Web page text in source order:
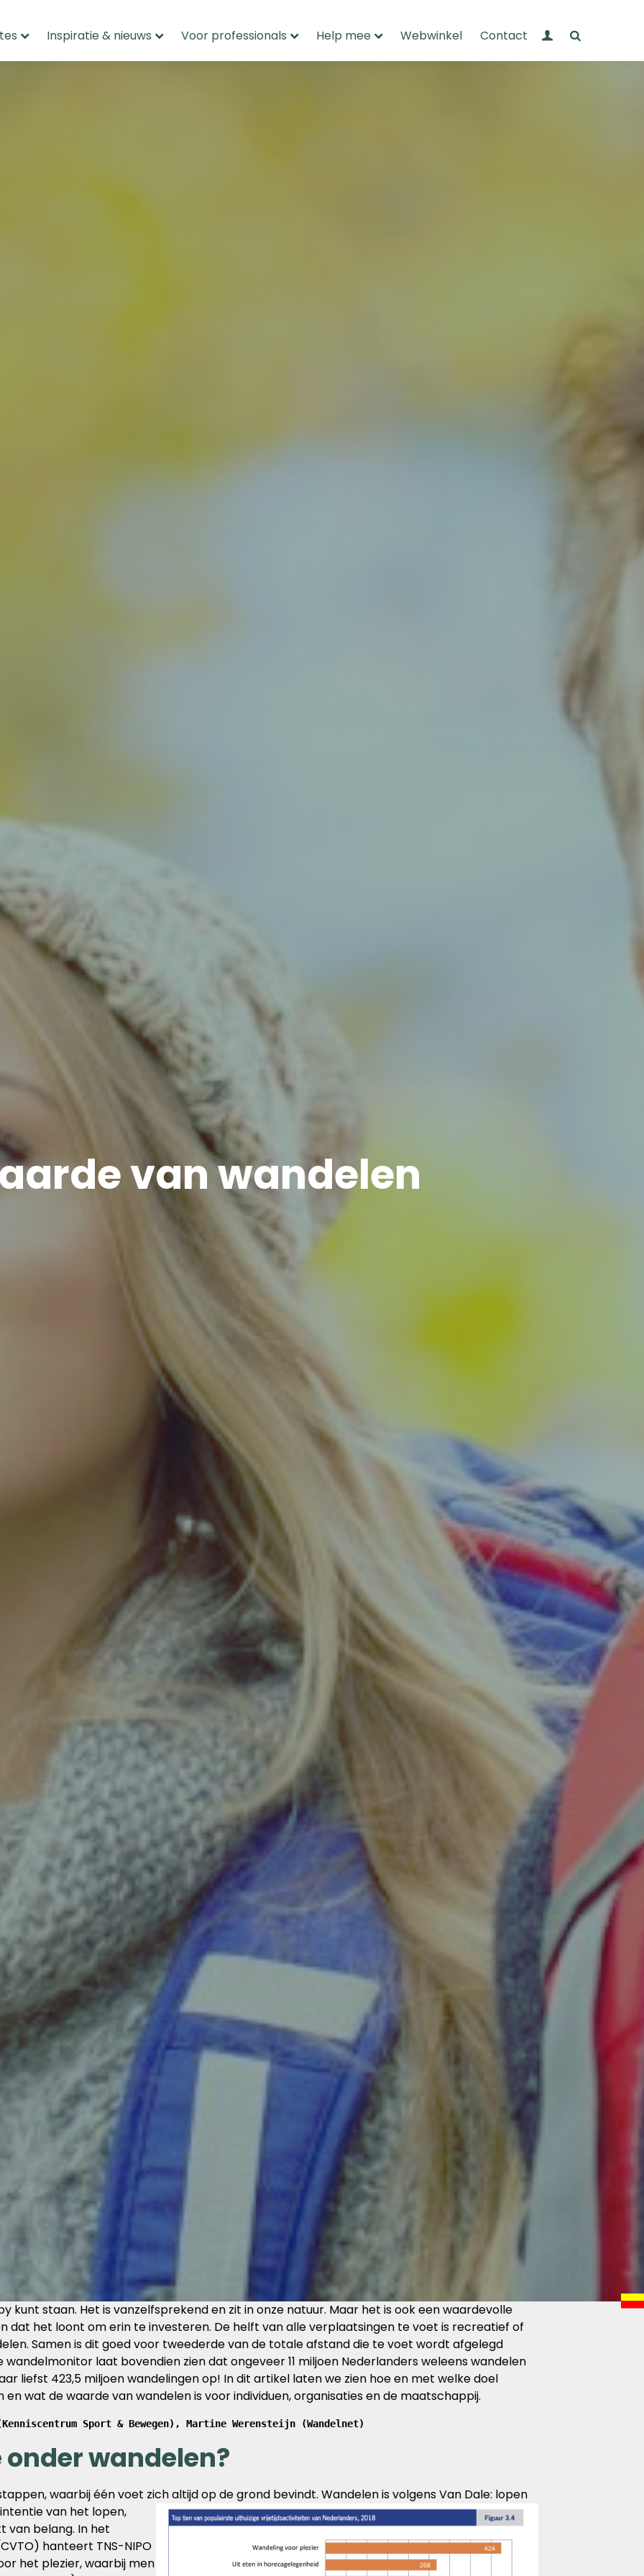
Inspiratie & nieuws Voor professionals Help mee Webwinkel Contact Mijn Wandelnet
van wandelen
kunt staan. Het is vanzelfsprekend en zit in onze natuur. Maar het is ook een waardevolle
dat het loont om erin te investeren. De helft van alle verplaatsingen te voet is recreatief of
Samen is dit goed voor tweederde van de totale afstand die te voet wordt afgelegd
wandelmonitor laat bovendien zien dat ongeveer 11 miljoen Nederlanders weleens wandelen
liefst 423,5 miljoen wandelingen op! In dit artikel laten we zien hoe en met welke doel
wat de waarde van wandelen is voor individuen, organisaties en de maatschappij.
Sport & Bewegen), Martine Werensteijn (Wandelnet)
wandelen?
waarbij één voet zich altijd op de grond bevindt.Wandelen is volgens Van Dale: lopen
van het lopen,
van belang. In het
hanteert TNS-NIPO
het plezier, waarbij men